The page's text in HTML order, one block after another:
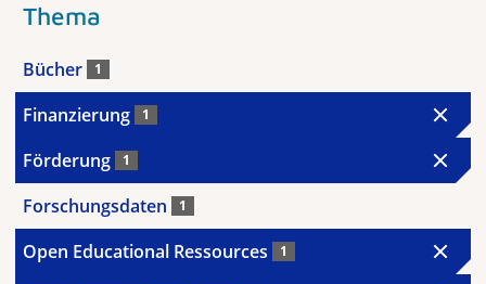
Thema
Bücher 1
Finanzierung 1
Förderung 1
Forschungsdaten 1
Open Educational Ressources 1